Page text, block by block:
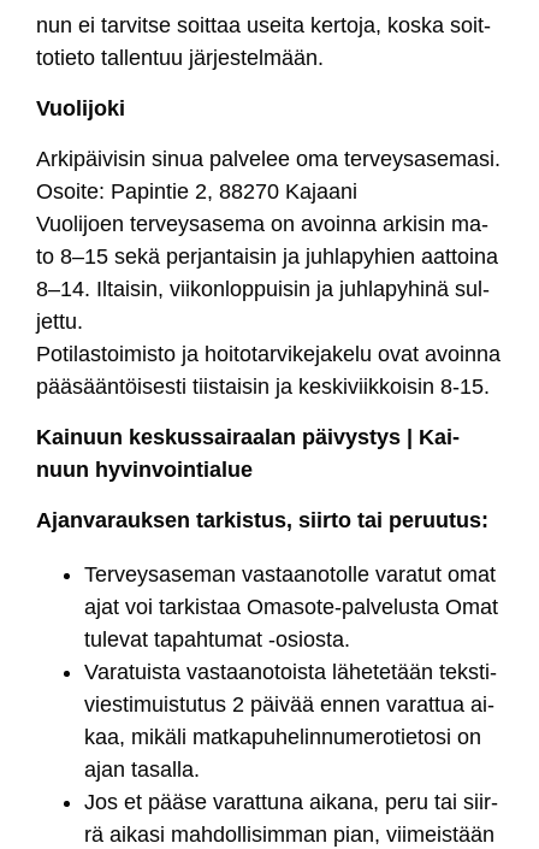
nun ei tar­vit­se soit­taa usei­ta ker­to­ja, kos­ka soit­
to­tie­to tal­len­tuu jär­jes­tel­mään.
Vuo­li­jo­ki
Ar­ki­päi­vi­sin si­nua pal­ve­lee oma ter­vey­sa­se­ma­si.
Osoi­te: Pa­pin­tie 2, 88270 Ka­jaa­ni
Vuo­li­joen ter­vey­sa­se­ma on avoin­na ar­ki­sin ma-
to 8–15 se­kä per­jan­tai­sin ja juh­la­py­hien aat­toi­na
8–14. Il­tai­sin, vii­kon­lop­pui­sin ja juh­la­py­hi­nä sul­
jet­tu.
Po­ti­las­toi­mis­to ja hoi­to­tar­vi­ke­ja­ke­lu ovat avoin­na
pää­sään­töi­ses­ti tiis­tai­sin ja kes­ki­viik­koi­sin 8-15.
Kai­nuun kes­kus­sai­raa­lan päi­vys­tys | Kai­
nuun hy­vin­voin­tia­lue
Ajan­va­rauk­sen tar­kis­tus, siir­to tai pe­ruu­tus:
Ter­vey­sa­se­man vas­taa­no­tol­le va­ra­tut omat
ajat voi tar­kis­taa Oma­so­te-pal­ve­lus­ta Omat
tu­le­vat ta­pah­tu­mat -osios­ta.
Va­ra­tuis­ta vas­taa­no­tois­ta lä­he­te­tään teks­ti­
vies­ti­muis­tu­tus 2 päi­vää en­nen va­rat­tua ai­
kaa, mi­kä­li mat­ka­pu­he­lin­nu­me­ro­tie­to­si on
ajan ta­sal­la.
Jos et pää­se va­rat­tu­na ai­ka­na, pe­ru tai siir­
rä ai­ka­si mah­dol­li­sim­man pian, vii­meis­tään